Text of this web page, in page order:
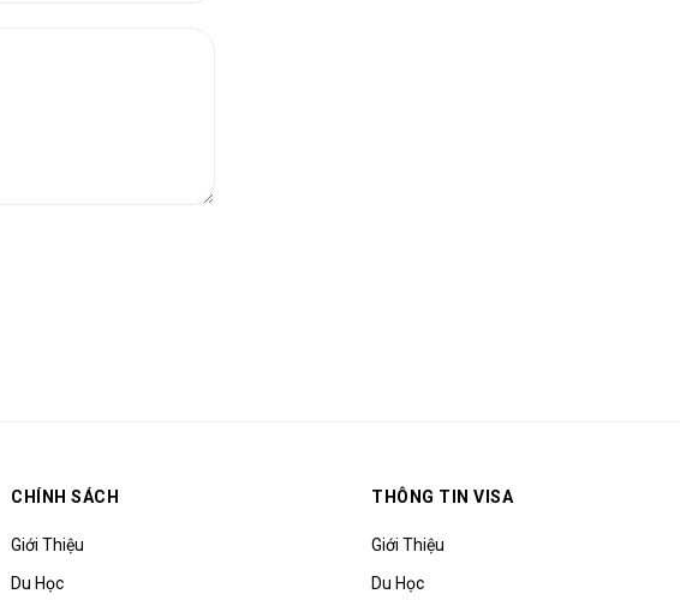
CHÍNH SÁCH
Giới Thiệu
Du Học
THÔNG TIN VISA
Giới Thiệu
Du Học